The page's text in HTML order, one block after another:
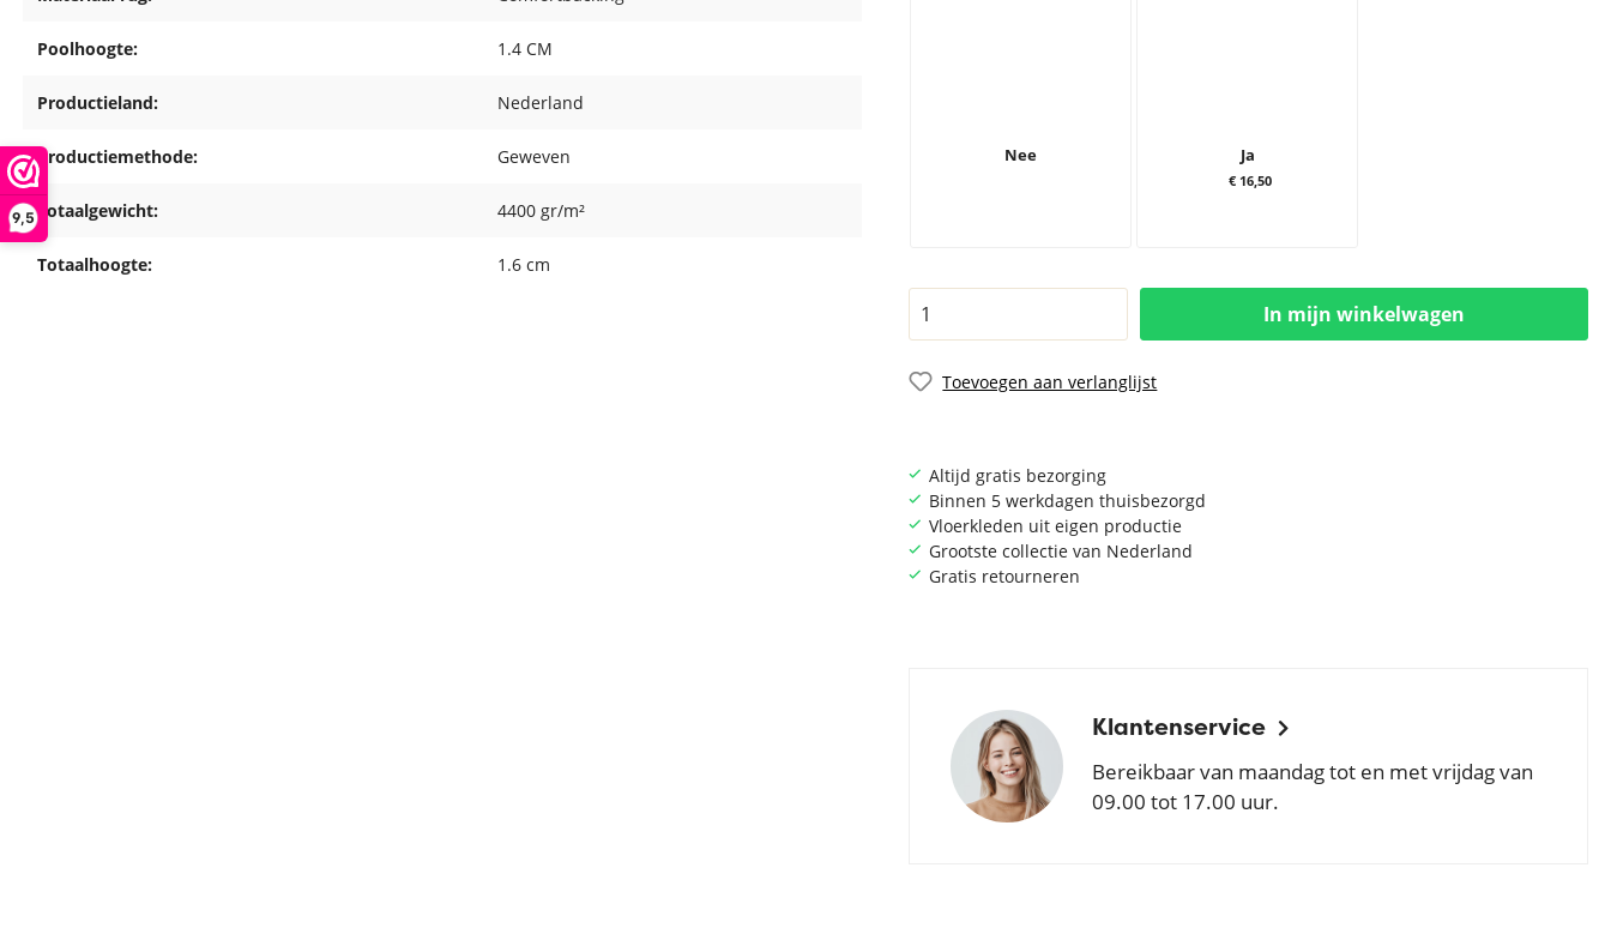
9,5
Nee Ja
€ 16,50
In mijn winkelwagen
Toevoegen aan verlanglijst
Altijd gratis bezorging
Binnen 5 werkdagen thuisbezorgd
Vloerkleden uit eigen productie
Grootste collectie van Nederland
Gratis retourneren
Klantenservice
Bereikbaar van maandag tot en met vrijdag van
09.00 tot 17.00 uur.
Poolhoogte: 1.4 CM
Productieland: Nederland
Productiemethode: Geweven
Totaalgewicht: 4400 gr/m²
Totaalhoogte: 1.6 cm